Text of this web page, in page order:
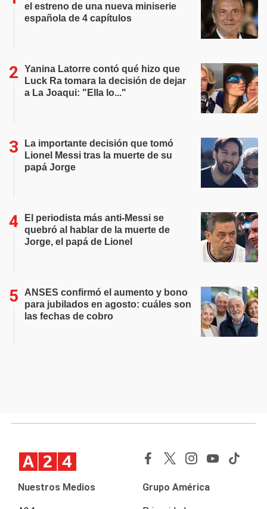
el estreno de una nueva miniserie
española de 4 capítulos
Yanina Latorre contó qué hizo que
Luck Ra tomara la decisión de dejar
a La Joaqui: "Ella lo..."
La importante decisión que tomó
Lionel Messi tras la muerte de su
papá Jorge
El periodista más anti-Messi se
quebró al hablar de la muerte de
Jorge, el papá de Lionel
ANSES confirmó el aumento y bono
para jubilados en agosto: cuáles son
las fechas de cobro
Nuestros Medios Grupo América